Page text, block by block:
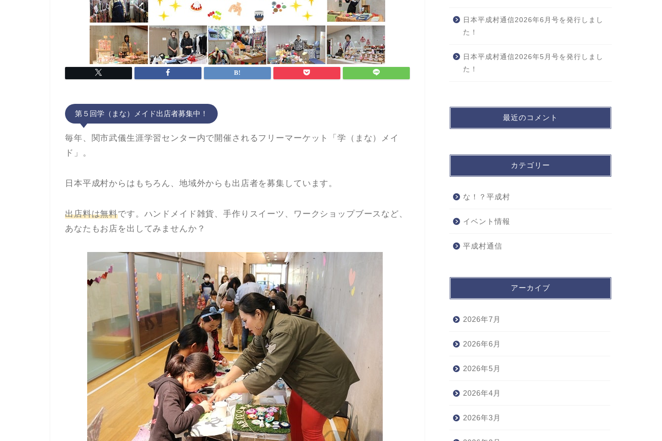
第５回学（まな）メイド出店者募集中！
毎年、関市武儀生涯学習センター内で開催されるフリーマーケット「学（まな）メイ
ド」。
日本平成村からはもちろん、地域外からも出店者を募集しています。
出店料は無料です。ハンドメイド雑貨、手作りスイーツ、ワークショップブースなど、
あなたもお店を出してみませんか？
日本平成村通信2026年6月号を発行しまし
た！
日本平成村通信2026年5月号を発行しまし
た！
最近のコメント
カテゴリー
な！？平成村
イベント情報
平成村通信
アーカイブ
2026年7月
2026年6月
2026年5月
2026年4月
2026年3月